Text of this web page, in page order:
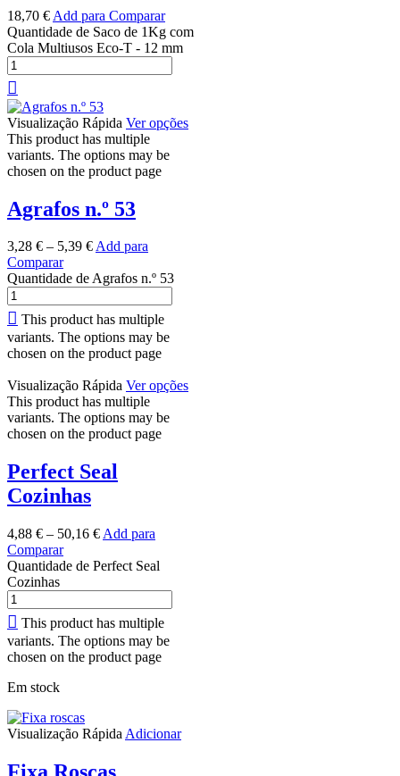
18,70 € Add para Comparar
Quantidade de Saco de 1Kg com
Cola Multiusos Eco-T - 12 mm
Visualização Rápida Ver opções
This product has multiple
variants. The options may be
chosen on the product page
Agrafos n.º 53
3,28 € – 5,39 €Add para
Comparar
Quantidade de Agrafos n.º 53
This product has multiple
variants. The options may be
chosen on the product page
Visualização Rápida Ver opções
This product has multiple
variants. The options may be
chosen on the product page
Perfect Seal
Cozinhas
4,88 € – 50,16 € Add para
Comparar
Quantidade de Perfect Seal
Cozinhas
This product has multiple
variants. The options may be
chosen on the product page
Em stock
Visualização Rápida Adicionar